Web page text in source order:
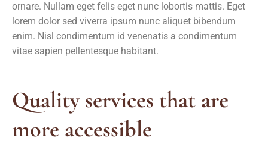
ornare. Nullam eget felis eget nunc lobortis mattis. Eget
lorem dolor sed viverra ipsum nunc aliquet bibendum
enim. Nisl condimentum id venenatis a condimentum
vitae sapien pellentesque habitant.
Quality services that are
more accessible